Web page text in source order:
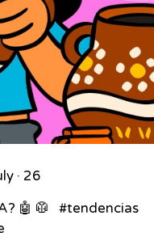
· 26
🤖 🥼 ⁣ ⁣ #tendencias